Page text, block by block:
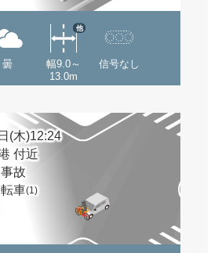
曇
幅9.0～
13.0m
他
信号なし
(木)12:24
付近
故
車(1)